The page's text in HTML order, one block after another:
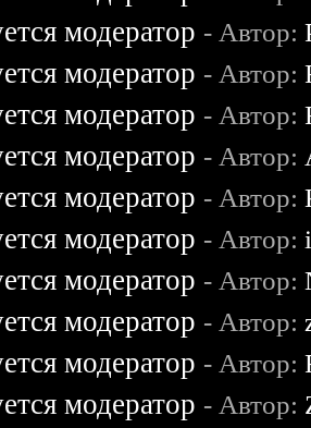
модератор - Автор:
модератор - Автор:
модератор - Автор:
модератор - Автор:
модератор - Автор:
модератор - Автор:
модератор - Автор:
модератор - Автор:
модератор - Автор:
модератор - Автор: